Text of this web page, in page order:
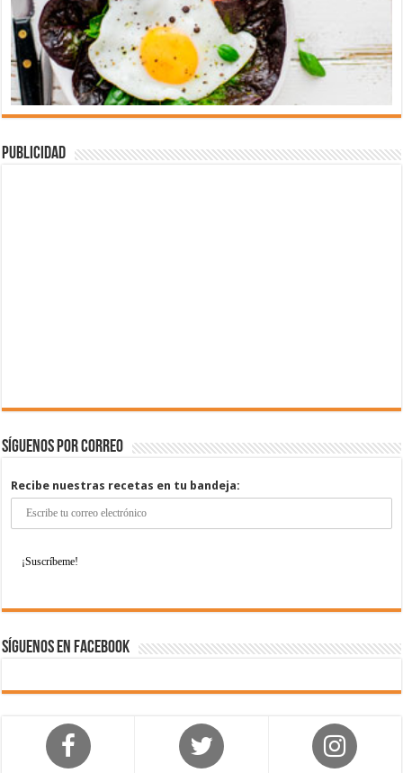
Publicidad
Síguenos por correo
Recibe nuestras recetas en tu bandeja:
Síguenos en Facebook